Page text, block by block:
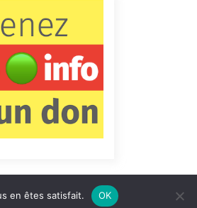
Informations légales
en êtes satisfait. OK